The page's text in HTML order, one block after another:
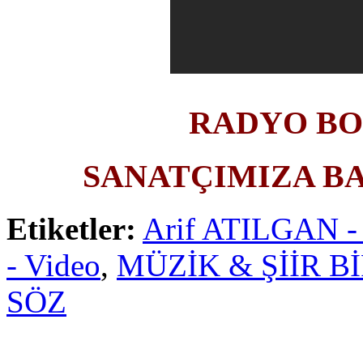
RADYO
SANATÇIMIZA
Etiketler: Arif ATILGAN
- Video, MÜZİK & ŞİİR
SÖZ